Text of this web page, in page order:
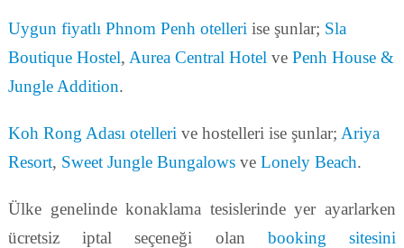
Uygun fiyatlı Phnom Penh otelleri ise şunlar; Sla
Boutique Hostel, Aurea Central Hotel ve Penh House &
Jungle Addition.
Koh Rong Adası otelleri ve hostelleri ise şunlar; Ariya
Resort, Sweet Jungle Bungalowsve Lonely Beach.
Ülke genelinde konaklama tesislerinde yer ayarlarken
ücretsiz iptal seçeneği olan booking sitesini